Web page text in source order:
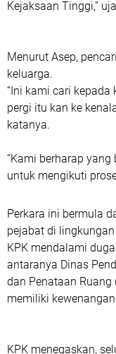
Kejaksaan Tinggi,”
Menurut Asep,
keluarga.
“Ini kami cari
pergi itu kan ke
katanya.
“Kami berharap
untuk mengikuti
Perkara ini bermula
pejabat di
KPK mendalami
antaranya Dinas
dan Penataan Ruang
memiliki
KPK menegaskan,